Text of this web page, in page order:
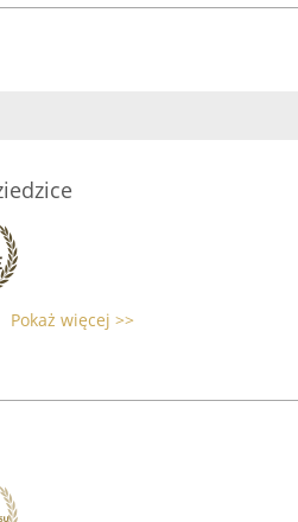
Pokaż więcej >>